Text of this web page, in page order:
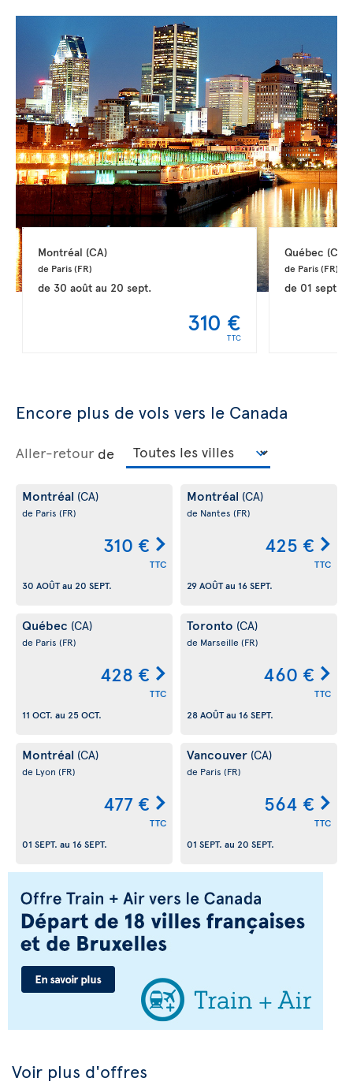
Montréal (CA)
de Paris (FR)
de 30 aoûtau 20 sept.
310 €
TTC
Québec (CA)
de Paris (FR)
de 01 sept.
Encore plus de vols vers le Canada
Aller-retour de
Montréal (CA)
de Paris (FR)
310 €
TTC
30 AOÛTau 20 SEPT.
Montréal (CA)
de Nantes (FR)
425 €
TTC
29 AOÛTau 16 SEPT.
Québec (CA)
de Paris (FR)
428 €
TTC
11 OCT. au 25 OCT.
Toronto (CA)
de Marseille (FR)
460 €
TTC
28 AOÛTau 16 SEPT.
Montréal (CA)
de Lyon (FR)
477 €
TTC
01 SEPT. au 16 SEPT.
Vancouver (CA)
de Paris (FR)
564 €
TTC
01 SEPT. au 20 SEPT.
Voir plus d'offres